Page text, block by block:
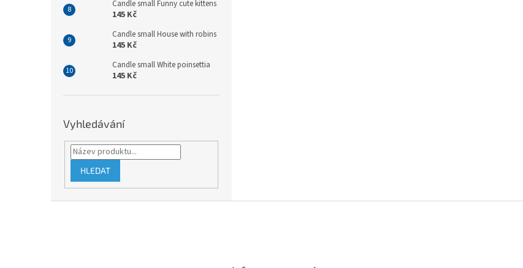
Candle small Funny cute kittens
145 Kč
Candle small House with robins
145 Kč
Candle small White poinsettia
145 Kč
Vyhledávání
HLEDAT